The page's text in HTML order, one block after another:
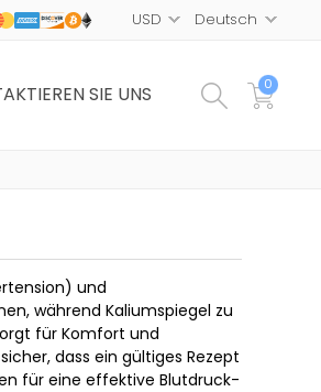
SIE UNS 0
und
während Kaliumspiegel zu
für Komfort und
dass ein gültiges Rezept
für eine effektive Blutdruck-